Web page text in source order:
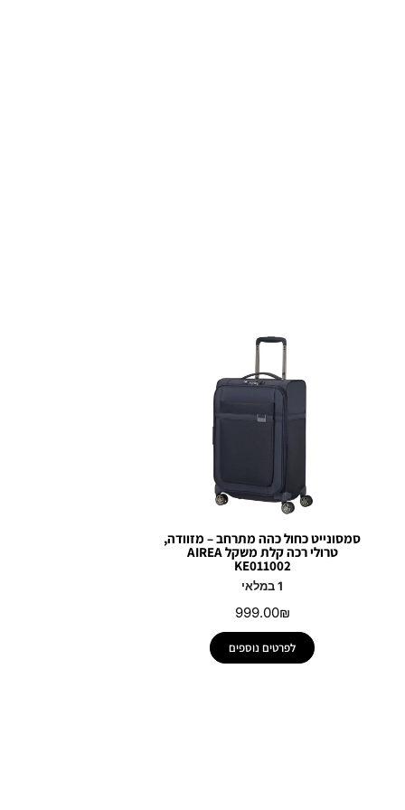
סמסונייט כחול כהה מתרחב – מזוודה,
טרולי רכה קלת משקל AIREA
KE011002
1 במלאי
999.00₪
לפרטים נוספים